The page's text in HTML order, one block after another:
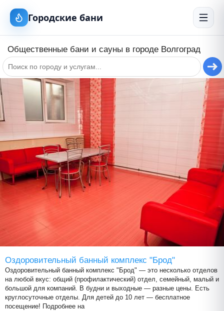
Городские бани
Общественные бани и сауны в городе Волгоград
банный комплекс "Брод"
бани
+
Оздоровительный банный комплекс "Брод"
Оздоровительный банный комплекс "Брод" — это несколько отделов
на любой вкус: общий (профилактический) отдел, семейный, малый и
большой для компаний. В будни и выходные — разные цены. Есть
круглосуточные отделы. Для детей до 10 лет — бесплатное
посещение! Подробнее на